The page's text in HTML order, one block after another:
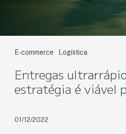
E-commerce Logística
Entregas
estratégia é viável
01/12/2022